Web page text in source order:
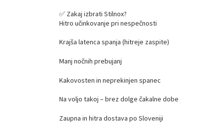
✅ Zakaj izbrati Stilnox?
Hitro učinkovanje pri nespečnosti
Krajša latenca spanja (hitreje zaspite)
Manj nočnih prebujanj
Kakovosten in neprekinjen spanec
Na voljo takoj – brez dolge čakalne dobe
Zaupna in hitra dostava po Sloveniji